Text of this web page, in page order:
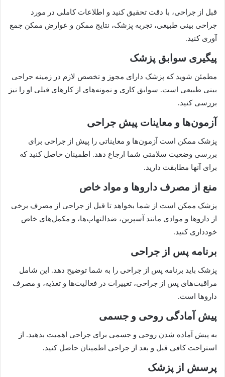
قبل از جراحی، با دقت تحقیق کنید و اطلاعات کاملی در مورد
جراحی بینی طبیعی، تجربه پزشک، نتایج ممکن و عوارض ممکن جمع
آوری کنید.
پیگیری سوابق پزشک
مطمئن شوید که پزشک دارای مجوز و تخصص لازم در زمینه جراحی
بینی طبیعی است. سوابق کاری و نمونه‌های از کارهای قبلی او را نیز
بررسی کنید.
آزمون‌ها و معاینات پیش جراحی
پزشک ممکن است آزمون‌ها و معایناتی را پیش از جراحی برای
بررسی وضعیت سلامتی شما ارجاع دهد. اطمینان حاصل کنید که
برای آنها مطابقت دارید.
منع از مصرف داروها و مواد خاص
پزشک ممکن است از شما بخواهد تا قبل از جراحی از مصرف برخی
از داروها و موادی مانند آسپرین، ضدالتهاب‌ها، و مکمل‌های خاص
خودداری کنید.
برنامه پس از جراحی
پزشک باید برنامه پس از جراحی را به شما توضیح دهد. این شامل
مراقبت‌های پس از جراحی، تغییرات در فعالیت‌ها و تغذیه، و مصرف
داروها است.
پیش آمادگی روحی و جسمی
به پیش آماده شدن روحی و جسمی برای جراحی اهمیت بدهید. از
استراحت کافی قبل و بعد از جراحی اطمینان حاصل کنید.
پرسش از پزشک